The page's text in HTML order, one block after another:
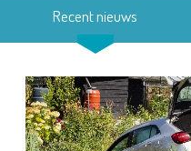
Recent nieuws